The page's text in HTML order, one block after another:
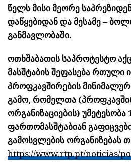
წელს მისი მეორე
დაწყებიდან და მესამე –
განმავლობაში.
ოთხშაბათის საპროტესტო
მასშტაბის შეფასება რთული
პროფკავშირების
გამო, რომელთა
ორგანიზაციების) უმეტესობა
ფართომასშტაბიან
გამოსვლების ორგანიზებას
https://www.rtp.pt/noticias/